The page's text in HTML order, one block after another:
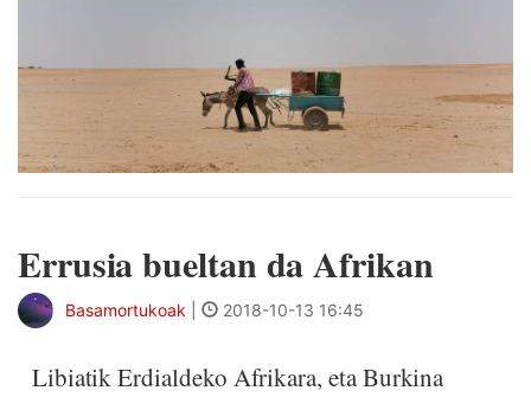
Errusia bueltan da Afrikan
Basamortukoak 2018-10-13 16:45
Libiatik Erdialdeko Afrikara, eta Burkina